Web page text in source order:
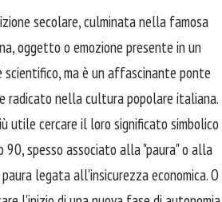
secolare, culminata nella famosa
oggetto o emozione presente in un
scientifico, ma è un affascinante ponte
radicato nella cultura popolare italiana.
utile cercare il loro significato simbolico
spesso associato alla "paura" o alla
legata all'insicurezza economica. O